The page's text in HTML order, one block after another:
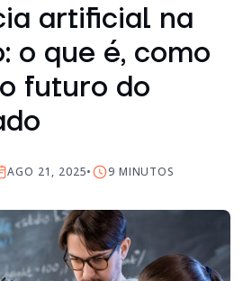
artificial na
o que é, como
futuro do
AGO 21, 2025 9 MINUTOS